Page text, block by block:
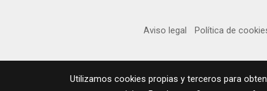
Aviso legal Política de
Utilizamos cookies propias y terceros para